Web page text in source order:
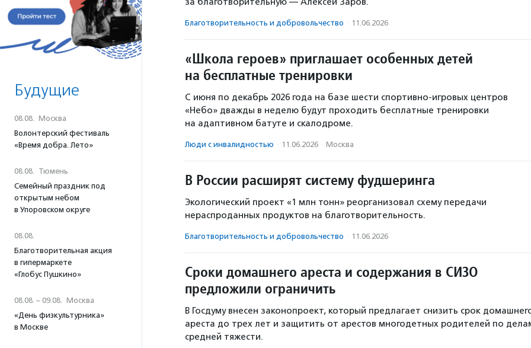
Будущие
08.08. · Москва
Волонтерский фестиваль
«Время добра. Лето»
08.08. · Тюмень
Семейный праздник под
открытым небом
в Упоровском округе
08.08.
Благотворительная акция
в гипермаркете
«Глобус Пушкино»
08.08. – 09.08. · Москва
«День физкультурника»
в Москве
Благотвори­тель­ность и доброволь­чест­во · 11.06.2026
«Школа героев» приглашает особенных детей
на бесплатные тренировки
С июня по декабрь 2026 года на базе шести спортивно-игровых центров
«Небо» дважды в неделю будут проходить бесплатные тренировки
на адаптивном батуте и скалодроме.
Люди с инвалидностью · 11.06.2026 · Москва
В России расширят систему фудшеринга
Экологический проект «1 млн тонн» реорганизовал схему передачи
нераспроданных продуктов на благотворительность.
Благотвори­тель­ность и доброволь­чест­во · 11.06.2026
Сроки домашнего ареста и содержания в СИЗО
предложили ограничить
В Госдуму внесен законопроект, который предлагает снизить срок
ареста до трех лет и защитить от арестов многодетных родителей по
средней тяжести.